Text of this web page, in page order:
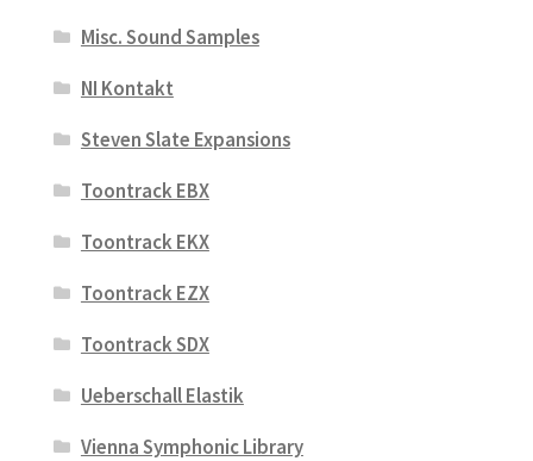
Misc. Sound Samples
NI Kontakt
Steven Slate Expansions
Toontrack EBX
Toontrack EKX
Toontrack EZX
Toontrack SDX
Ueberschall Elastik
Vienna Symphonic Library